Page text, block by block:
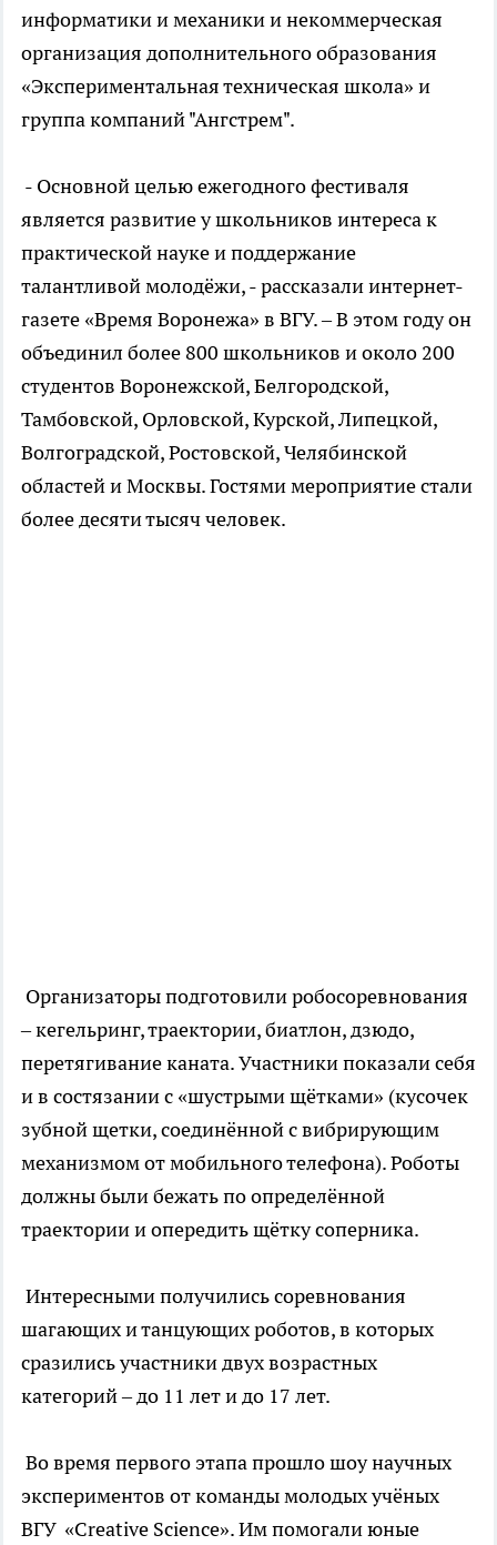
информатики и механики и некоммерческая
организация дополнительного образования
«Экспериментальная техническая школа» и
группа компаний "Ангстрем".
- Основной целью ежегодного фестиваля
является развитие у школьников интереса к
практической науке и поддержание
талантливой молодёжи, - рассказали интернет-
газете «Время Воронежа» в ВГУ. – В этом году он
объединил более 800 школьников и около 200
студентов Воронежской, Белгородской,
Тамбовской, Орловской, Курской, Липецкой,
Волгоградской, Ростовской, Челябинской
областей и Москвы. Гостями мероприятие стали
более десяти тысяч человек.
Организаторы подготовили робосоревнования
– кегельринг, траектории, биатлон, дзюдо,
перетягивание каната. Участники показали себя
и в состязании с «шустрыми щётками» (кусочек
зубной щетки, соединённой с вибрирующим
механизмом от мобильного телефона). Роботы
должны были бежать по определённой
траектории и опередить щётку соперника.
Интересными получились соревнования
шагающих и танцующих роботов, в которых
сразились участники двух возрастных
категорий – до 11 лет и до 17 лет.
Во время первого этапа прошло шоу научных
экспериментов от команды молодых учёных
ВГУ «Creative Science». Им помогали юные